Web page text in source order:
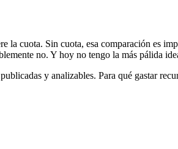
cuota. Sin cuota, esa comparación es
no. Y hoy no tengo la más pálida
y analizables. Para qué gastar